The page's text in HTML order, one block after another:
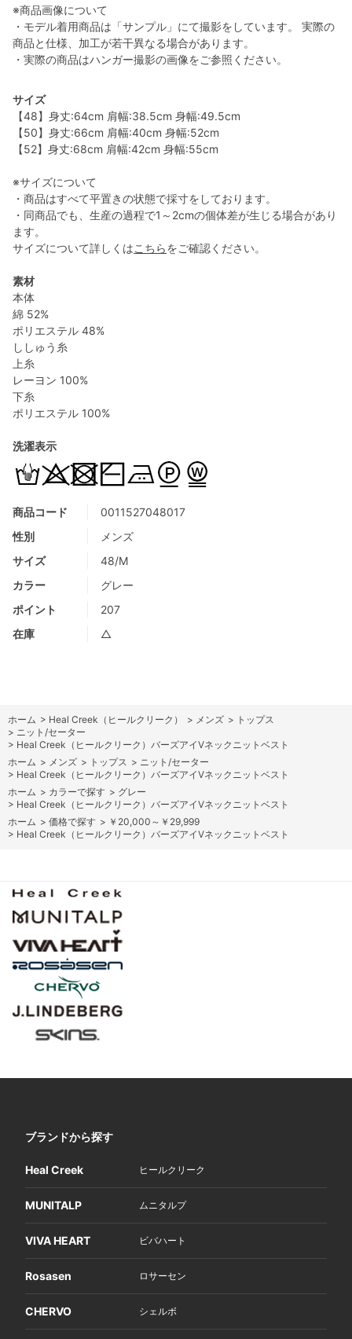
商品コード
0011527048017
性別
メンズ
サイズ
48/M
カラー
グレー
ポイント
207
在庫
△
※商品画像について
・モデル着用商品は「サンプル」にて撮影をしています。 実際の
商品と仕様、加工が若干異なる場合があります。
・実際の商品はハンガー撮影の画像をご参照ください。
サイズ
【48】身丈:64cm 肩幅:38.5cm 身幅:49.5cm
【50】身丈:66cm 肩幅:40cm 身幅:52cm
【52】身丈:68cm 肩幅:42cm 身幅:55cm
※サイズについて
・商品はすべて平置きの状態で採寸をしております。
・同商品でも、生産の過程で1～2cmの個体差が生じる場合があり
ます。
サイズについて詳しくはこちらをご確認ください。
素材
本体
綿 52%
ポリエステル 48%
ししゅう糸
上糸
レーヨン 100%
下糸
ポリエステル 100%
洗濯表示
ホーム > Heal Creek（ヒールクリーク） > メンズ > トップス
> ニット/セーター
> Heal Creek（ヒールクリーク）バーズアイVネックニットベスト
ホーム > メンズ > トップス > ニット/セーター
> Heal Creek（ヒールクリーク）バーズアイVネックニットベスト
ホーム > カラーで探す > グレー
> Heal Creek（ヒールクリーク）バーズアイVネックニットベスト
ホーム > 価格で探す > ￥20,000～￥29,999
> Heal Creek（ヒールクリーク）バーズアイVネックニットベスト
ブランドから探す
Heal Creek ヒールクリーク
MUNITALP ムニタルプ
VIVA HEART ビバハート
Rosasen ロサーセン
CHERVO シェルボ